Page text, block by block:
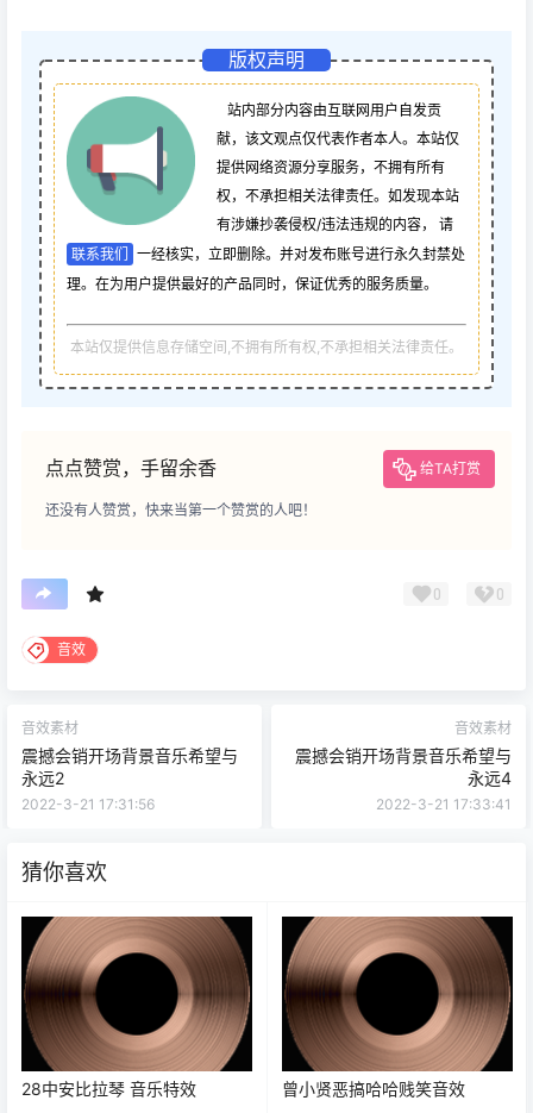
版权声明
站内部分内容由互联网用户自发贡
献，该文观点仅代表作者本人。本站仅
提供网络资源分享服务，不拥有所有
权，不承担相关法律责任。如发现本站
有涉嫌抄袭侵权/违法违规的内容， 请
联系我们
一经核实，立即删除。并对发布账号进行永久封禁处
理。在为用户提供最好的产品同时，保证优秀的服务质量。
本站仅提供信息存储空间,不拥有所有权,不承担相关法律责任。
点点赞赏，手留余香 给TA打赏
还没有人赞赏，快来当第一个赞赏的人吧！
0 0
音效
音效素材
震撼会销开场背景音乐希望与
永远2
2022-3-21 17:31:56
音效素材
震撼会销开场背景音乐希望与
永远4
2022-3-21 17:33:41
猜你喜欢
28中安比拉琴 音乐特效 曾小贤恶搞哈哈贱笑音效